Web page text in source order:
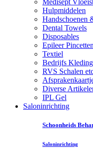
Hulpmiddelen
Handschoenen
Dental Towels
Disposables
Epileer Pincetten
Textiel
Bedrijfs Kleding
RVS Schalen
Diverse
IPL Gel
Saloninrichting
Schoonheids
Saloninrichting